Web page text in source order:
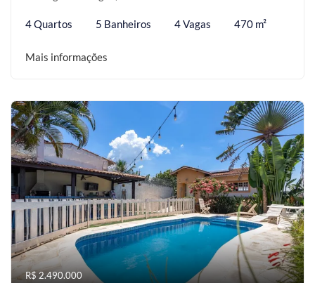
4 Quartos 5 Banheiros 4 Vagas 470 m²
Mais informações
R$ 2.490.000